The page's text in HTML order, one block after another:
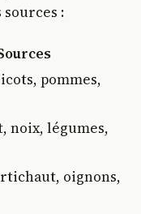
:
pommes,
noix, légumes,
oignons,